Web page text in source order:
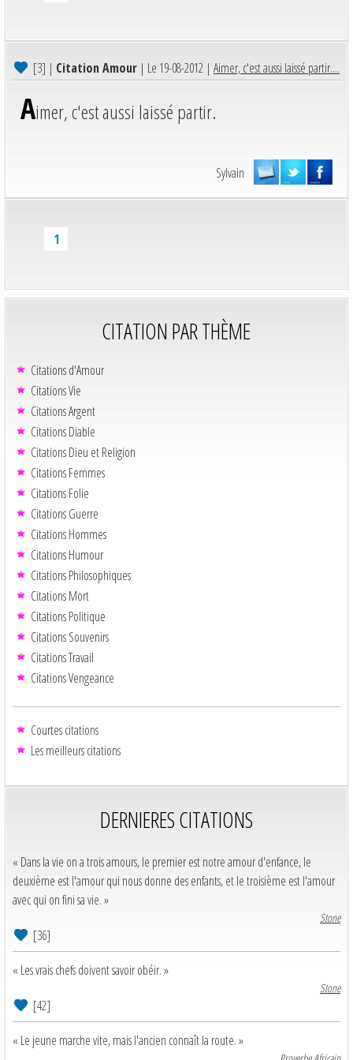
[3] | Citation Amour | Le 19-08-2012 | Aimer, c'est aussi laissé partir....
Aimer, c'est aussi laissé partir.
Sylvain
1
CITATION PAR THÈME
Citations d'Amour
Citations Vie
Citations Argent
Citations Diable
Citations Dieu et Religion
Citations Femmes
Citations Folie
Citations Guerre
Citations Hommes
Citations Humour
Citations Philosophiques
Citations Mort
Citations Politique
Citations Souvenirs
Citations Travail
Citations Vengeance
Courtes citations
Les meilleurs citations
DERNIERES CITATIONS
« Dans la vie on a trois amours, le premier est notre amour d'enfance, le
deuxième est l'amour qui nous donne des enfants, et le troisième est l'amour
avec qui on fini sa vie. »
Stone
[36]
« Les vrais chefs doivent savoir obéir. »
Stone
[42]
« Le jeune marche vite, mais l'ancien connaît la route. »